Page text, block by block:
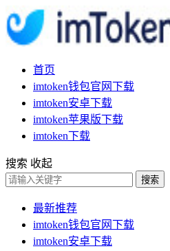
首页
imtoken钱包官网下载
imtoken安卓下载
imtoken苹果版下载
imtoken下载
搜索 收起
搜索
最新推荐
imtoken钱包官网下载
imtoken安卓下载